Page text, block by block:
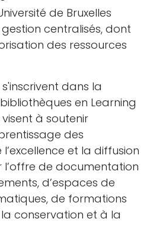
de Bruxelles
centralisés, dont
des ressources
s'inscrivent dans la
en Learning
à soutenir
des
et la diffusion
de documentation
d’espaces de
de formations
conservation et à la